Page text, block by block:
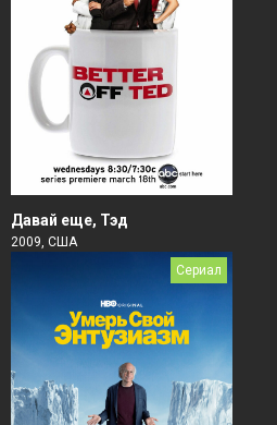
Давай еще, Тэд
2009, США
Сериал